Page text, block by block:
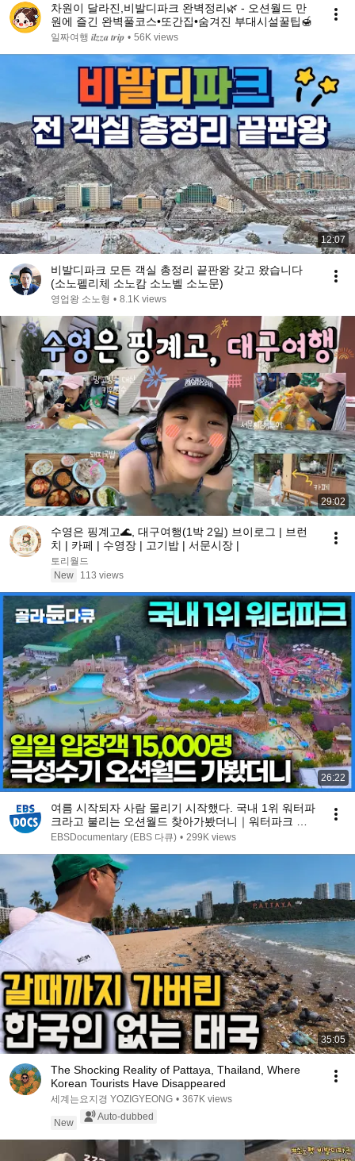
차원이 달라진,비발디파크 완벽정리🌿 - 오션월드 만
원에 즐긴 완벽풀코스•또간집•숨겨진 부대시설꿀팁🍯
일짜여행 𝒊𝒍𝒛𝒛𝒂 𝒕𝒓𝒊𝒑 • 56K views
12:07
비발디파크 모든 객실 총정리 끝판왕 갖고 왔습니다
(소노펠리체 소노캄 소노벨 소노문)
영업왕 소노형 • 8.1K views
29:02
수영은 핑계고🌊, 대구여행(1박 2일) 브이로그 | 브런
치 | 카페 | 수영장 | 고기밥 | 서문시장 |
토리월드
New
113 views
26:22
여름 시작되자 사람 몰리기 시작했다. 국내 1위 워터파
크라고 불리는 오션월드 찾아가봤더니｜워터파크 안
전요원이 극한직업인 이유｜극한직업｜#골라듄다큐
EBSDocumentary (EBS 다큐) • 299K views
35:05
The Shocking Reality of Pattaya, Thailand, Where
Korean Tourists Have Disappeared
세계는요지경 YOZIGYEONG • 367K views
New
Auto-dubbed